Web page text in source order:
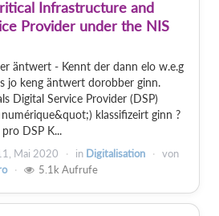
Infrastructure and
Provider under the NIS
äntwert - Kennt der dann elo w.e.g
jo keng äntwert dorobber ginn.
Digital Service Provider (DSP)
klassifizeirt ginn ?
DSP K...
Mai 2020 in Digitalisation
von
5.1k Aufrufe